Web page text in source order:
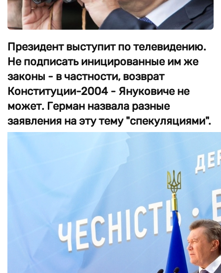
Президент выступит по телевидению.
Не подписать иницированные им же
законы - в частности, возврат
Конституции-2004 - Януковиче не
может. Герман назвала разные
заявления на эту тему "спекуляциями".